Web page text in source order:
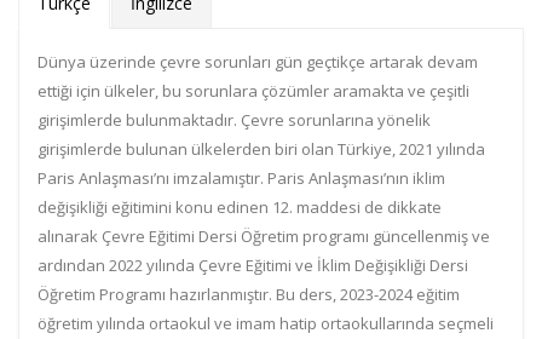
Dünya üzerinde çevre sorunları gün geçtikçe artarak devam
ettiği için ülkeler, bu sorunlara çözümler aramakta ve çeşitli
girişimlerde bulunmaktadır. Çevre sorunlarına yönelik
girişimlerde bulunan ülkelerden biri olan Türkiye, 2021 yılında
Paris Anlaşması’nı imzalamıştır. Paris Anlaşması’nın iklim
değişikliği eğitimini konu edinen 12. maddesi de dikkate
alınarak Çevre Eğitimi Dersi Öğretim programı güncellenmiş ve
ardından 2022 yılında Çevre Eğitimi ve İklim Değişikliği Dersi
Öğretim Programı hazırlanmıştır. Bu ders, 2023-2024 eğitim
öğretim yılında ortaokul ve imam hatip ortaokullarında seçmeli